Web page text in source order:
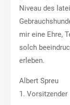
Niveau des
mir eine Ehre,
solch
erleben.
Albert Spreu
1. Vorsitzender